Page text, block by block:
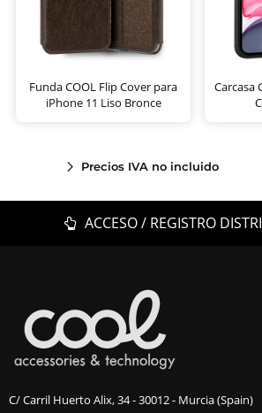
Funda COOL Flip Cover para
iPhone 11 Liso Bronce
Carcasa
Precios IVA no incluido
ACCESO / REGISTRO
C/ Carril Huerto Alix, 34 - 30012 - Murcia (Spain)